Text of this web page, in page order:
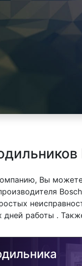
Вы
дней работы .